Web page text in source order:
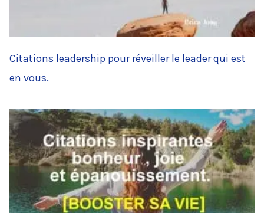
Citations leadership pour réveiller le leader qui est
en vous.